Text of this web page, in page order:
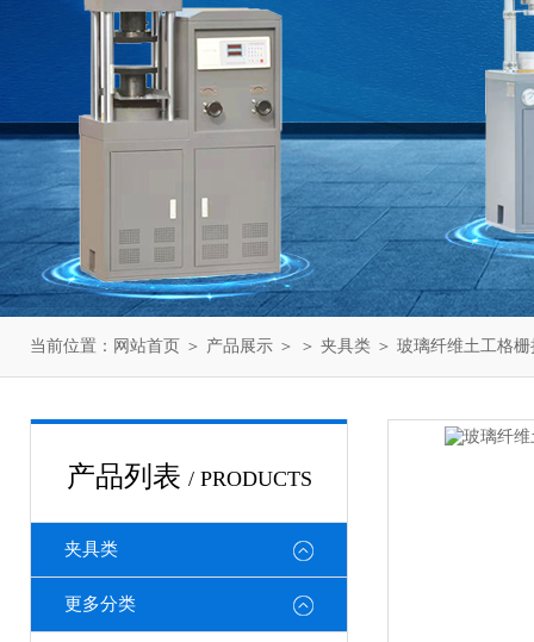
当前位置： 网站首页 ＞ 产品展示 ＞ ＞ 夹具类 ＞ 玻璃纤维土工格
产品列表 / PRODUCTS
夹具类
更多分类